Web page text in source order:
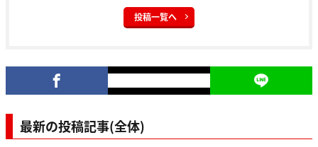
投稿一覧へ
最新の投稿記事(全体)